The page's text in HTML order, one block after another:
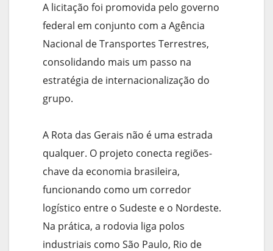
A licitação foi promovida pelo governo
federal em conjunto com a Agência
Nacional de Transportes Terrestres,
consolidando mais um passo na
estratégia de internacionalização do
grupo.
A Rota das Gerais não é uma estrada
qualquer. O projeto conecta regiões-
chave da economia brasileira,
funcionando como um corredor
logístico entre o Sudeste e o Nordeste.
Na prática, a rodovia liga polos
industriais como São Paulo, Rio de